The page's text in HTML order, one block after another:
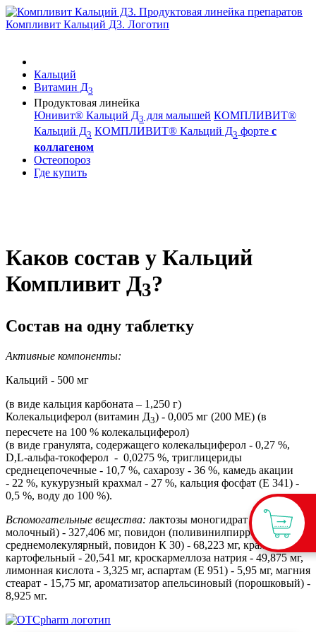
Кальций
Витамин Д3
Продуктовая линейка
Юнивит® Кальций Д3 для малышей КОМПЛИВИТ®
Кальций Д3 КОМПЛИВИТ® Кальций Д3 форте с
коллагеном
Остеопороз
Где купить
Каков состав у Кальций
Компливит Д3?
Состав на одну таблетку
Активные компоненты:
Кальций - 500 мг
(в виде кальция карбоната – 1,250 г)
Колекальциферол (витамин Д3) - 0,005 мг (200 МЕ) (в
пересчете на 100 % колекальциферол)
(в виде гранулята, содержащего колекальциферол - 0,27 %,
D,L-альфа-токоферол - 0,0275 %, триглицериды
среднецепочечные - 10,7 %, сахарозу - 36 %, камедь акации
- 22 %, кукурузный крахмал - 27 %, кальция фосфат (Е 341) -
0,5 %, воду до 100 %).
Вспомогательные вещества: лактозы моногидрат (сахар
молочный) - 327,406 мг, повидон (поливинилпирролидон
среднемолекулярный, повидон К 30) - 68,223 мг, крахмал
картофельный - 20,541 мг, кроскармеллоза натрия - 49,875 мг,
лимонная кислота - 3,325 мг, аспартам (Е 951) - 5,95 мг, магния
стеарат - 15,75 мг, ароматизатор апельсиновый (порошковый) -
8,925 мг.